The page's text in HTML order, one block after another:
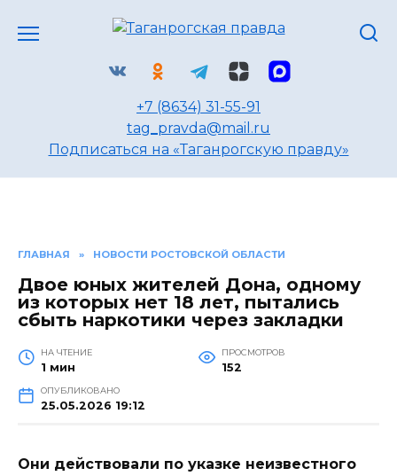
+7 (8634) 31-55-91
tag_pravda@mail.ru
Подписаться на «Таганрогскую правду»
ГЛАВНАЯ » НОВОСТИ РОСТОВСКОЙ ОБЛАСТИ
Двое юных жителей Дона, одному
из которых нет 18 лет, пытались
сбыть наркотики через закладки
НА ЧТЕНИЕ
1 мин
ПРОСМОТРОВ
152
ОПУБЛИКОВАНО
25.05.2026 19:12
Они действовали по указке неизвестного